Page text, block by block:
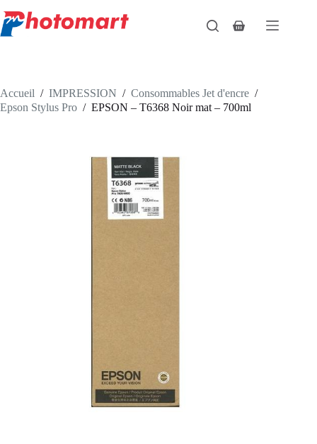
au
contenu
Panier
Accueil / IMPRESSION / Consommables Jet d'encre /
Epson Stylus Pro / EPSON – T6368 Noir mat – 700ml